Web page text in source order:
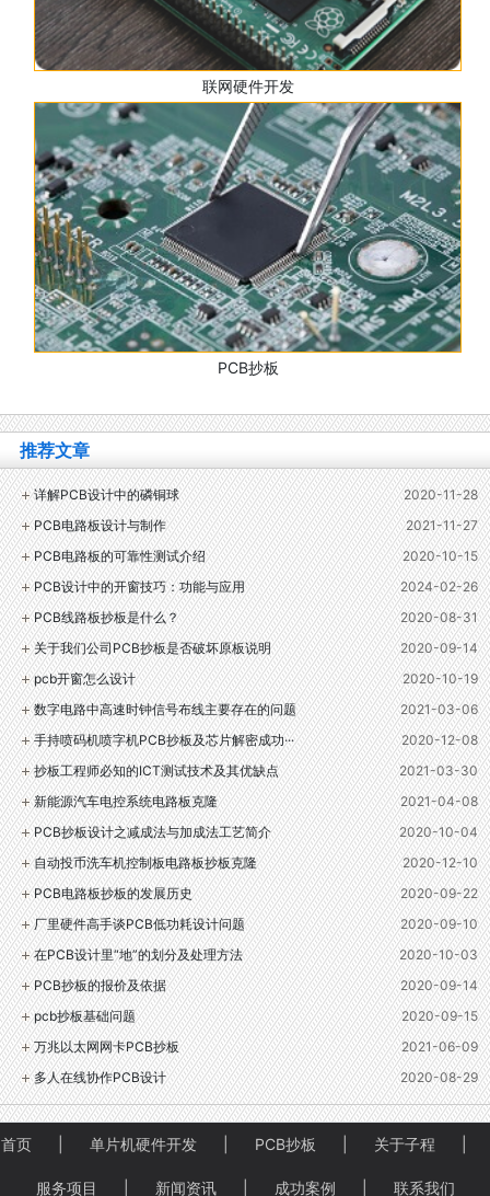
联网硬件开发
PCB抄板
推荐文章
详解PCB设计中的磷铜球
2020-11-28
PCB电路板设计与制作
2021-11-27
PCB电路板的可靠性测试介绍
2020-10-15
PCB设计中的开窗技巧：功能与应用
2024-02-26
PCB线路板抄板是什么？
2020-08-31
关于我们公司PCB抄板是否破坏原板说明
2020-09-14
pcb开窗怎么设计
2020-10-19
数字电路中高速时钟信号布线主要存在的问题
2021-03-06
手持喷码机喷字机PCB抄板及芯片解密成功···
2020-12-08
抄板工程师必知的ICT测试技术及其优缺点
2021-03-30
新能源汽车电控系统电路板克隆
2021-04-08
PCB抄板设计之减成法与加成法工艺简介
2020-10-04
自动投币洗车机控制板电路板抄板克隆
2020-12-10
PCB电路板抄板的发展历史
2020-09-22
厂里硬件高手谈PCB低功耗设计问题
2020-09-10
在PCB设计里“地”的划分及处理方法
2020-10-03
PCB抄板的报价及依据
2020-09-14
pcb抄板基础问题
2020-09-15
万兆以太网网卡PCB抄板
2021-06-09
多人在线协作PCB设计
2020-08-29
首页 单片机硬件开发 PCB抄板 关于子程
服务项目 新闻资讯 成功案例 联系我们